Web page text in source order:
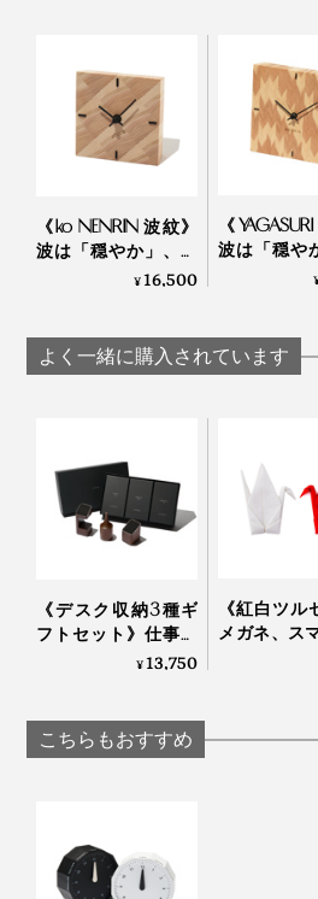
大切な人への贈り物にふさわしい『NENRIN
入りです。写真は、「ko NENRIN 縞」
「私たちの人生が、一人ひとり
赤みがかったものから、茶色、
り、色もサイズもバラバラ。
いてきた証で、私たち一人ひと
大事にしたい。
時計は、1本の木から、すべて
います」（實松さん）
写真上は『NENRIN CLOCK』の「
『NENRIN』シリーズの ティッシュケースもある
それから、もう一つ、お気に入
ぜひこの香りも楽しんでくださ
《ko NENRIN 波紋》
波は「穏やか」、縞
は「家内安全」を願
計」｜NENRIN
CLOCK
¥16,500
《
波は「穏や
羽は「繁栄
き時計」｜
CLOCK
よく一緒に購入されています
《デスク収納3種ギ
フトセット》仕事の
道具を整理整頓！木
｜M.SCOOP
¥13,750
《紅白ツル
メガネ、ス
画面をピカ
こちらもおすすめ